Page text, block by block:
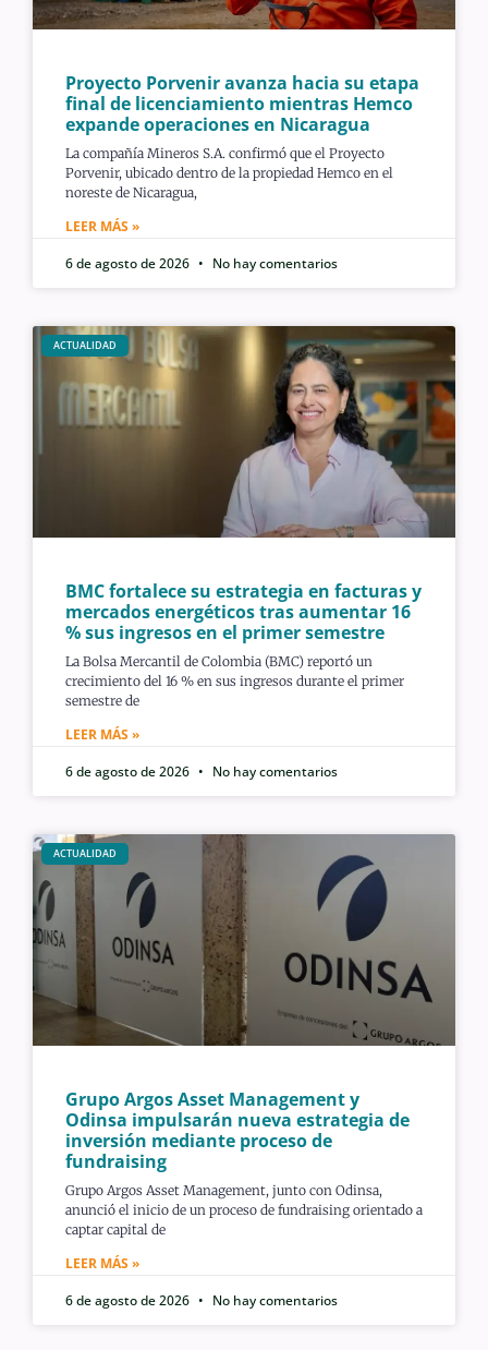
Proyecto Porvenir avanza hacia su etapa
final de licenciamiento mientras Hemco
expande operaciones en Nicaragua
La compañía Mineros S.A. confirmó que el Proyecto
Porvenir, ubicado dentro de la propiedad Hemco en el
noreste de Nicaragua,
LEER MÁS »
6 de agosto de 2026
No hay comentarios
ACTUALIDAD
BMC fortalece su estrategia en facturas y
mercados energéticos tras aumentar 16
% sus ingresos en el primer semestre
La Bolsa Mercantil de Colombia (BMC) reportó un
crecimiento del 16 % en sus ingresos durante el primer
semestre de
LEER MÁS »
6 de agosto de 2026
No hay comentarios
ACTUALIDAD
Grupo Argos Asset Management y
Odinsa impulsarán nueva estrategia de
inversión mediante proceso de
fundraising
Grupo Argos Asset Management, junto con Odinsa,
anunció el inicio de un proceso de fundraising orientado a
captar capital de
LEER MÁS »
6 de agosto de 2026
No hay comentarios